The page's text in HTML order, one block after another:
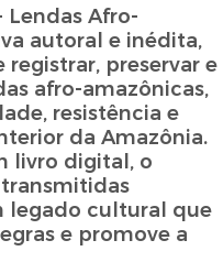
Lendas Afro-
autoral e inédita,
preservar e
afro-amazônicas,
resistência e
da Amazônia.
livro digital, o
legado cultural que
e promove a